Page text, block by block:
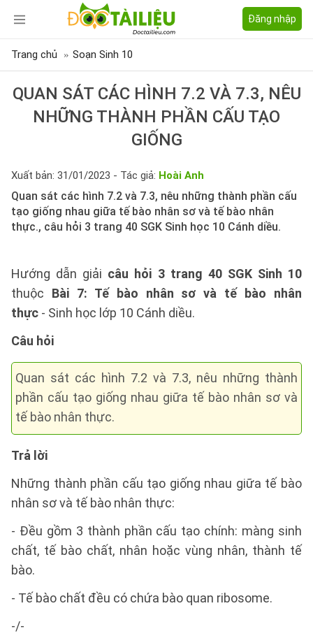
Đăng nhập
Trang chủ Soạn Sinh 10
QUAN SÁT CÁC HÌNH 7.2 VÀ 7.3, NÊU
NHỮNG THÀNH PHẦN CẤU TẠO
GIỐNG
Xuất bản: 31/01/2023 - Tác giả: Hoài Anh
Quan sát các hình 7.2 và 7.3, nêu những thành phần cấu
tạo giống nhau giữa tế bào nhân sơ và tế bào nhân
thực., câu hỏi 3 trang 40 SGK Sinh học 10 Cánh diều.
Hướng dẫn giải câu hỏi 3 trang 40 SGK Sinh 10
thuộc Bài 7: Tế bào nhân sơ và tế bào nhân
thực - Sinh học lớp 10 Cánh diều.
Câu hỏi
Quan sát các hình 7.2 và 7.3, nêu những thành
phần cấu tạo giống nhau giữa tế bào nhân sơ và
tế bào nhân thực.
Trả lời
Những thành phần cấu tạo giống nhau giữa tế bào
nhân sơ và tế bào nhân thực:
- Đều gồm 3 thành phần cấu tạo chính: màng sinh
chất, tế bào chất, nhân hoặc vùng nhân, thành tế
bào.
- Tế bào chất đều có chứa bào quan ribosome.
-/-